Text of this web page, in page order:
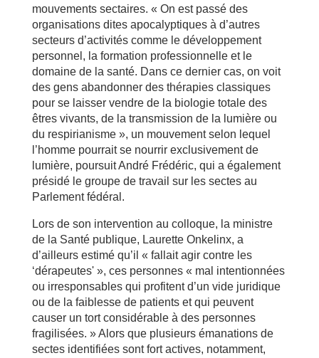
mouvements sectaires. « On est passé des
organisations dites apocalyptiques à d’autres
secteurs d’activités comme le développement
personnel, la formation professionnelle et le
domaine de la santé. Dans ce dernier cas, on voit
des gens abandonner des thérapies classiques
pour se laisser vendre de la biologie totale des
êtres vivants, de la transmission de la lumière ou
du respirianisme », un mouvement selon lequel
l’homme pourrait se nourrir exclusivement de
lumière, poursuit André Frédéric, qui a également
présidé le groupe de travail sur les sectes au
Parlement fédéral.
Lors de son intervention au colloque, la ministre
de la Santé publique, Laurette Onkelinx, a
d’ailleurs estimé qu’il « fallait agir contre les
‘dérapeutes' », ces personnes « mal intentionnées
ou irresponsables qui profitent d’un vide juridique
ou de la faiblesse de patients et qui peuvent
causer un tort considérable à des personnes
fragilisées. » Alors que plusieurs émanations de
sectes identifiées sont fort actives, notamment,